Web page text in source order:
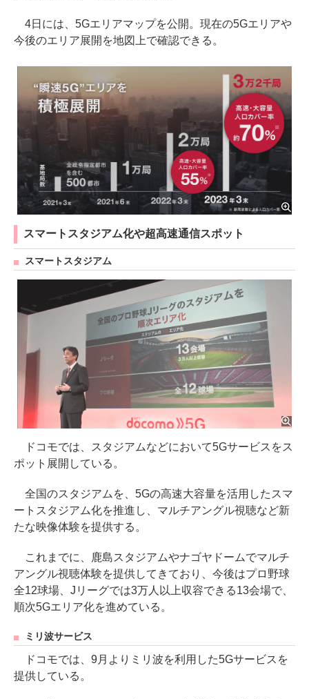
4日には、5Gエリアマップを公開。現在の5Gエリアや
今後のエリア展開を地図上で確認できる。
スマートスタジアム化や超高速通信スポット
スマートスタジアム
ドコモでは、スタジアムなどにおいて5Gサービスをス
ポット展開している。
全国のスタジアムを、5Gの高速大容量を活用したスマ
ートスタジアム化を推進し、マルチアングル視聴など新
たな映像体験を提供する。
これまでに、鹿島スタジアムやナゴヤドームでマルチ
アングル視聴体験を提供してきており、今後はプロ野球
全12球場、Jリーグでは3万人以上収容できる13会場で、
順次5Gエリア化を進めている。
ミリ波サービス
ドコモでは、9月よりミリ波を利用した5Gサービスを
提供している。